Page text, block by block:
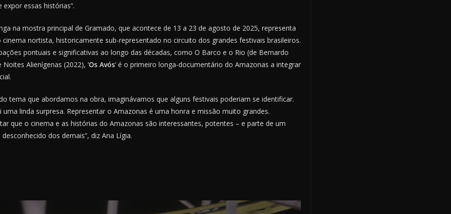
essas histórias”.
na mostra principal de Gramado, que acontece de 13 a 23 de agosto de 2025, representa
nortista, historicamente sub-representado no circuito dos grandes festivais brasileiros.
pontuais e significativas ao longo das décadas, como O Barco e o Rio (de Bernardo
Alienígenas (2022), ‘Os Avós‘ é o primeiro longa-documentário do Amazonas a integrar
tema que abordamos na obra, imaginávamos que alguns festivais poderiam se identificar.
uma linda surpresa. Representar o Amazonas é uma honra e missão muito grandes.
que o cinema e as histórias do Amazonas são interessantes, potentes – e parte de um
dos demais”, diz Ana Lígia.